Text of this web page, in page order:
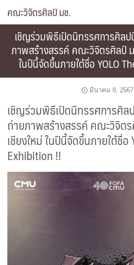
คณะวิจิตรศิลป์ มช.
เชิญร่วมพิธีเปิดนิทรรศการศิล
ภาพสร้างสรรค์ คณะวิจิตรศิลป์
ในปีนี้จัดขึ้นภายใต้ชื่อ YOLO
มีนาคม 8, 2567
เชิญร่วมพิธีเปิดนิทรรศการศิ
ถ่ายภาพสร้างสรรค์ คณะวิจิต
เชียงใหม่ ในปีนี้จัดขึ้นภายใต้ชื่อ
Exhibition !!